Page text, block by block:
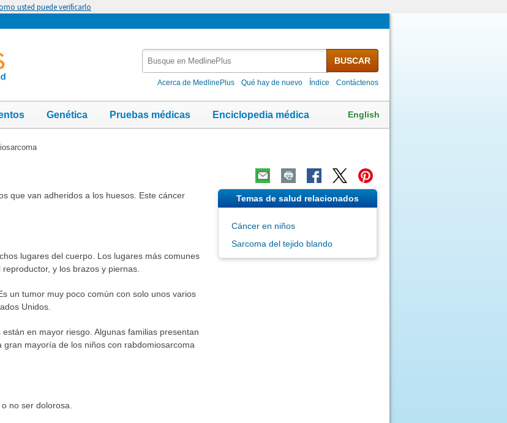
usted puede verificarlo
MedlinePlus
BUSCAR
Acerca de MedlinePlus Qué hay de nuevo Índice Contáctenos
Genética Pruebas médicas Enciclopedia médica English
que van adheridos a los huesos. Este cáncer
lugares del cuerpo. Los lugares más comunes
y los brazos y piernas.
un tumor muy poco común con solo unos varios
Unidos.
en mayor riesgo. Algunas familias presentan
mayoría de los niños con rabdomiosarcoma
no ser dolorosa.
Temas de salud relacionados
Cáncer en niños
Sarcoma del tejido blando